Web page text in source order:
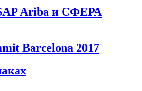
Ariba и СФЕРА
Barcelona 2017